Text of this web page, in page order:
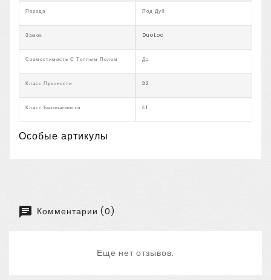
Порода Под Дуб
Замок DuoLoc
Совместимость С Теплым Полом Да
Класс Прочности 32
Класс Безопасности Е1
Особые артикулы
Комментарии (0)
Еще нет отзывов.